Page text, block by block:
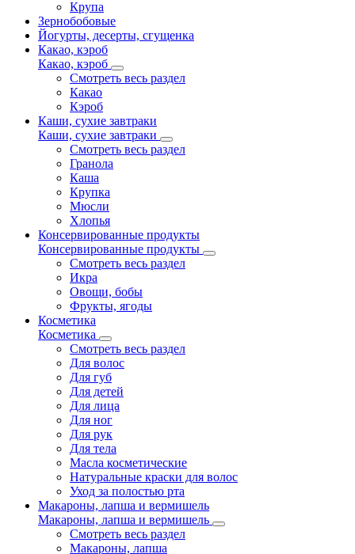
Крупа
Зернобобовые
Йогурты, десерты, сгущенка
Какао, кэроб
Какао, кэроб
Смотреть весь раздел
Какао
Кэроб
Каши, сухие завтраки
Каши, сухие завтраки
Смотреть весь раздел
Гранола
Каша
Крупка
Мюсли
Хлопья
Консервированные продукты
Консервированные продукты
Смотреть весь раздел
Икра
Овощи, бобы
Фрукты, ягоды
Косметика
Косметика
Смотреть весь раздел
Для волос
Для губ
Для детей
Для лица
Для ног
Для рук
Для тела
Масла косметические
Натуральные краски для волос
Уход за полостью рта
Макароны, лапша и вермишель
Макароны, лапша и вермишель
Смотреть весь раздел
Макароны, лапша